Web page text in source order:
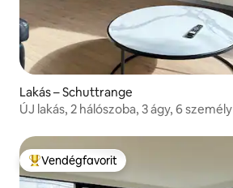
Lakás – Schuttrange
ÚJ lakás, 2 hálószoba, 3 ágy, 6 személy
Kiemelt vendégfavorit
Vendégfavorit